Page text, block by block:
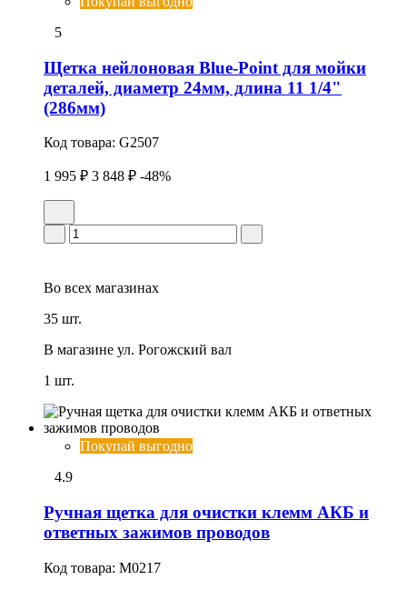
5
Щетка нейлоновая Blue-Point для мойки
деталей, диаметр 24мм, длина 11 1/4"
(286мм)
Код товара: G2507
1 995 ₽ 3 848 ₽ -48%
Во всех магазинах
35 шт.
В магазине ул. Рогожский вал
1 шт.
Покупай выгодно
4.9
Ручная щетка для очистки клемм АКБ и
ответных зажимов проводов
Код товара: M0217